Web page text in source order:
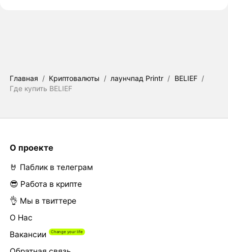
Главная / Криптовалюты / лаунчпад Printr / BELIEF /
Где купить BELIEF
О проекте
🤘 Паблик в телеграм
😎 Работа в крипте
👌 Мы в твиттере
О Нас
Вакансии